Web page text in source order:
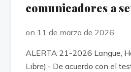
comunicadores a
on 11 de marzo de 2026
ALERTA 21-2026 Langue,
Libre).- De acuerdo con el